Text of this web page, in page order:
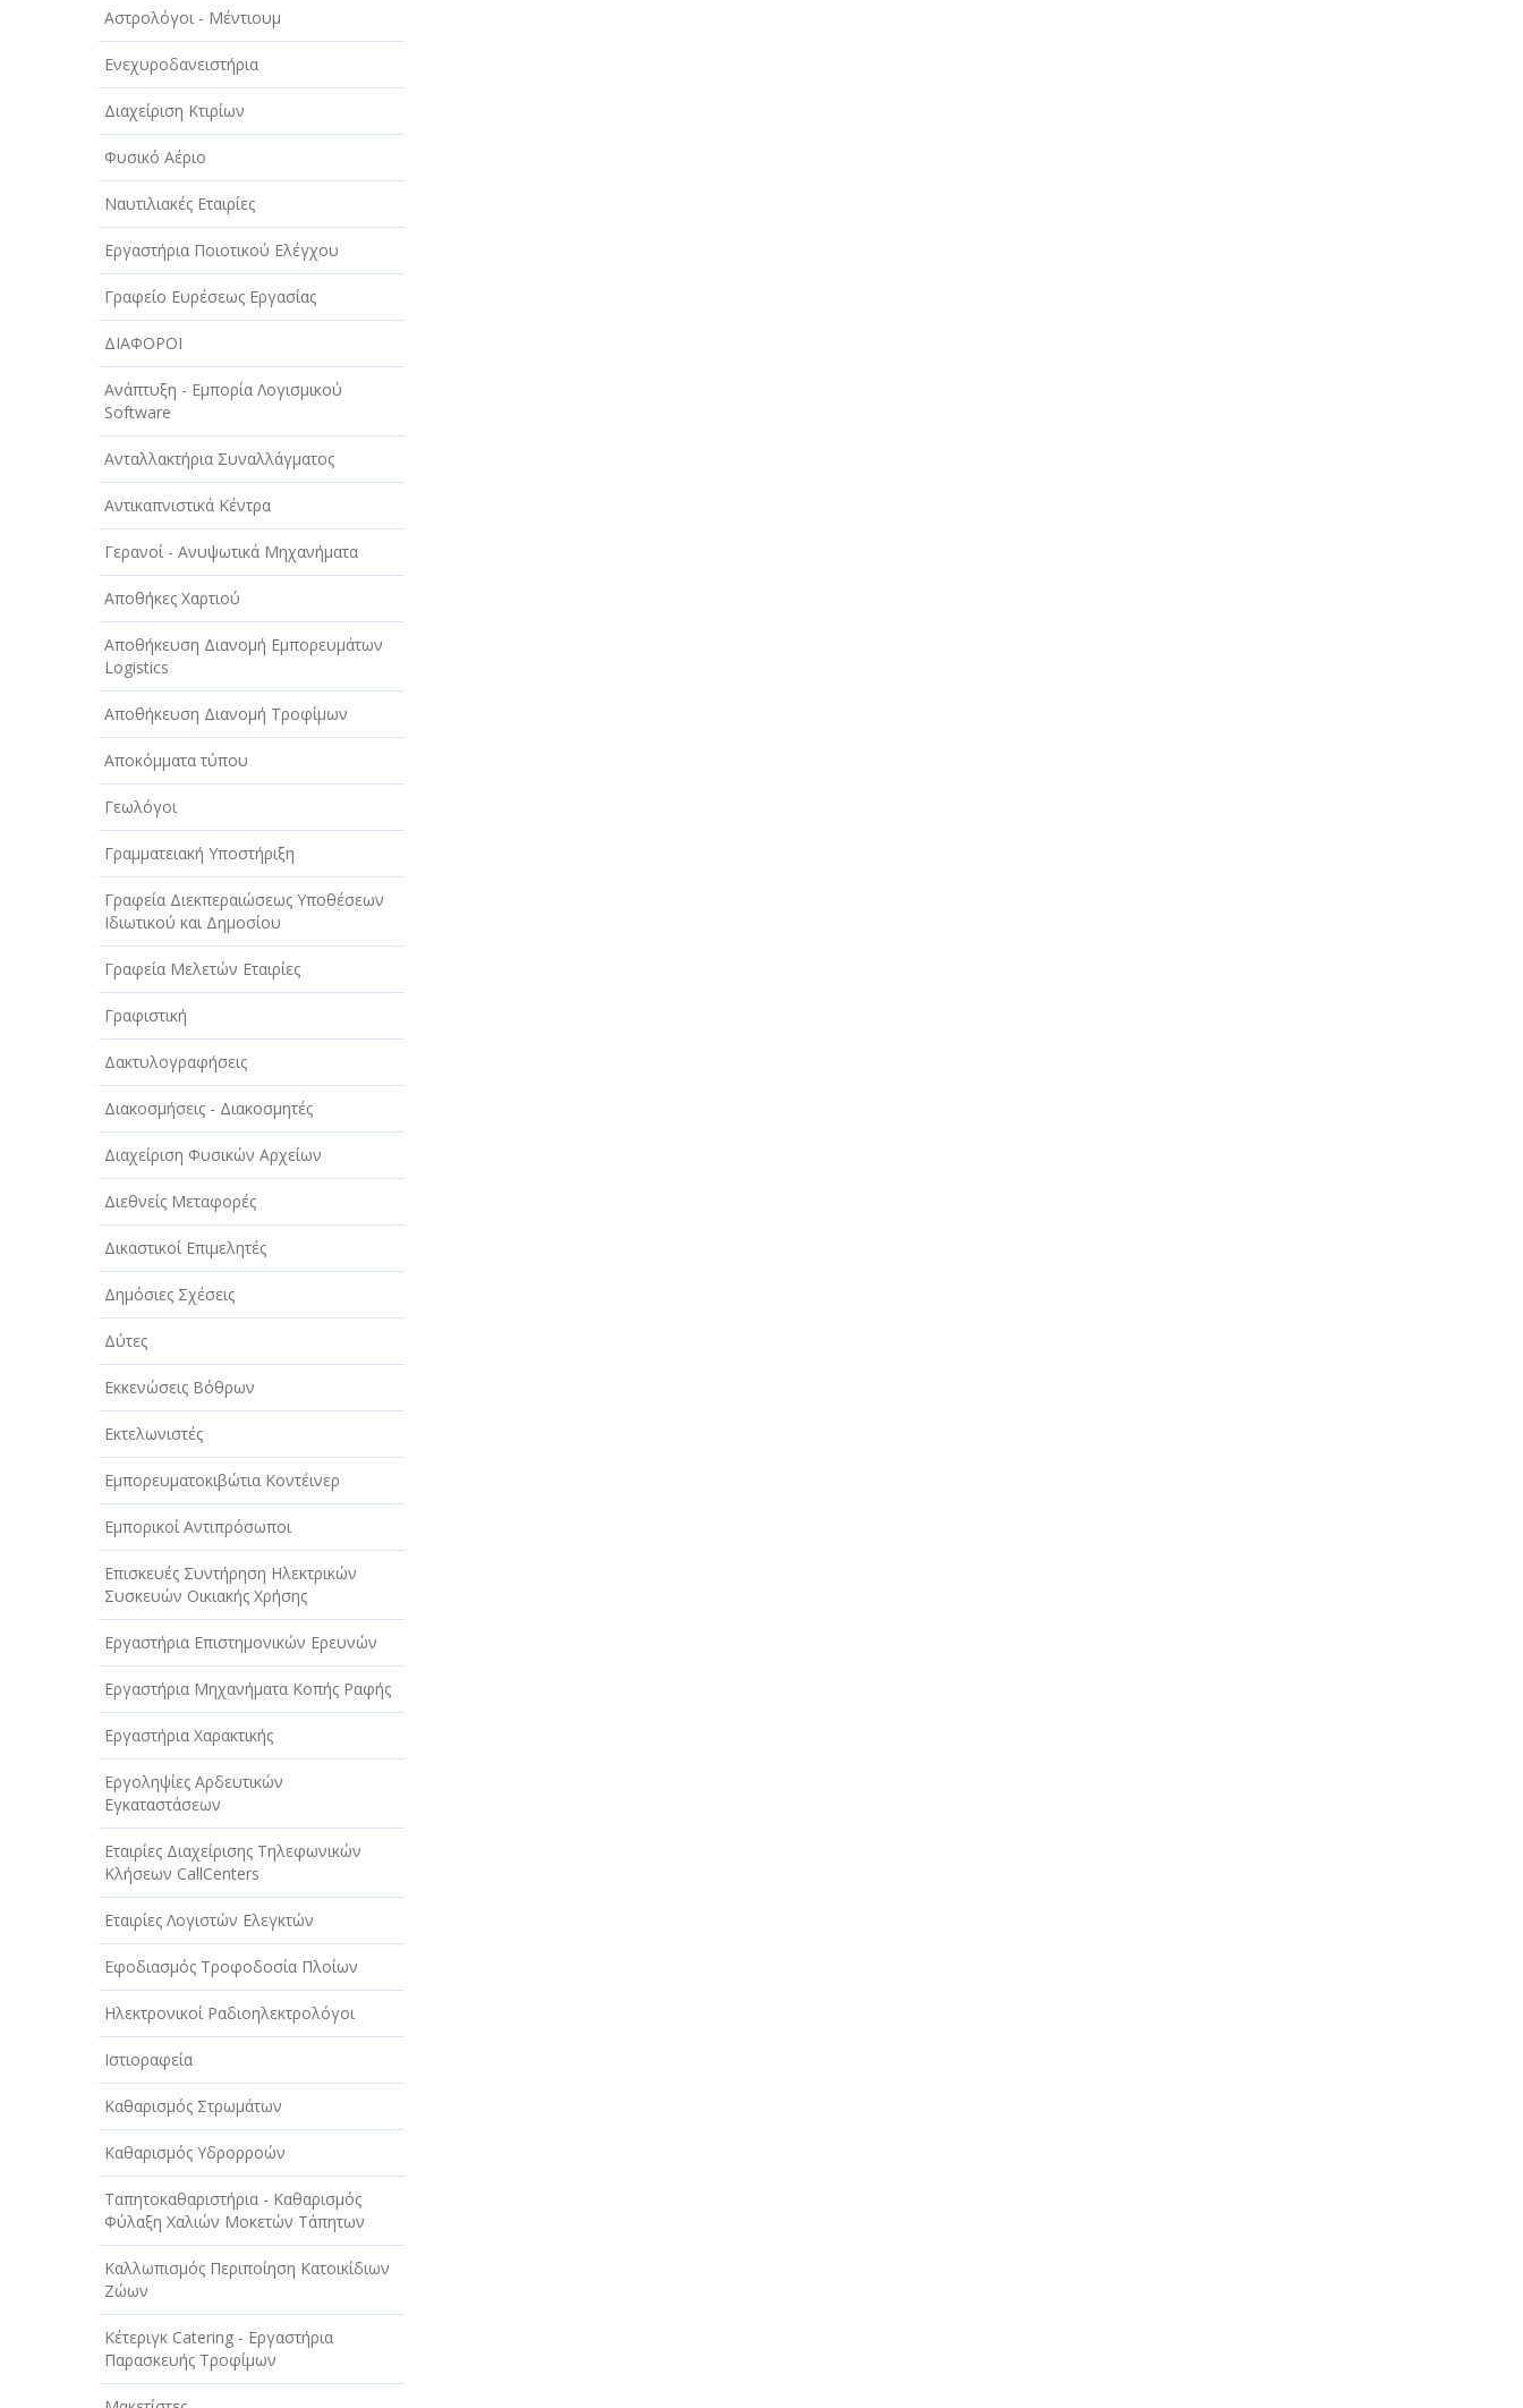
Αστρολόγοι - Μέντιουμ
Ενεχυροδανειστήρια
Διαχείριση Κτιρίων
Φυσικό Αέριο
Ναυτιλιακές Εταιρίες
Εργαστήρια Ποιοτικού Ελέγχου
Γραφείο Ευρέσεως Εργασίας
ΔΙΑΦΟΡΟΙ
Ανάπτυξη - Εμπορία Λογισμικού
Software
Ανταλλακτήρια Συναλλάγματος
Αντικαπνιστικά Κέντρα
Γερανοί - Ανυψωτικά Μηχανήματα
Αποθήκες Χαρτιού
Αποθήκευση Διανομή Εμπορευμάτων
Logistics
Αποθήκευση Διανομή Τροφίμων
Αποκόμματα τύπου
Γεωλόγοι
Γραμματειακή Υποστήριξη
Γραφεία Διεκπεραιώσεως Υποθέσεων
Ιδιωτικού και Δημοσίου
Γραφεία Μελετών Εταιρίες
Γραφιστική
Δακτυλογραφήσεις
Διακοσμήσεις - Διακοσμητές
Διαχείριση Φυσικών Αρχείων
Διεθνείς Μεταφορές
Δικαστικοί Επιμελητές
Δημόσιες Σχέσεις
Δύτες
Εκκενώσεις Βόθρων
Εκτελωνιστές
Εμπορευματοκιβώτια Κοντέινερ
Εμπορικοί Αντιπρόσωποι
Επισκευές Συντήρηση Ηλεκτρικών
Συσκευών Οικιακής Χρήσης
Εργαστήρια Επιστημονικών Ερευνών
Εργαστήρια Μηχανήματα Κοπής Ραφής
Εργαστήρια Χαρακτικής
Εργοληψίες Αρδευτικών
Εγκαταστάσεων
Εταιρίες Διαχείρισης Τηλεφωνικών
Κλήσεων CallCenters
Εταιρίες Λογιστών Ελεγκτών
Εφοδιασμός Τροφοδοσία Πλοίων
Ηλεκτρονικοί Ραδιοηλεκτρολόγοι
Ιστιοραφεία
Καθαρισμός Στρωμάτων
Καθαρισμός Υδρορροών
Ταπητοκαθαριστήρια - Καθαρισμός
Φύλαξη Χαλιών Μοκετών Τάπητων
Καλλωπισμός Περιποίηση Κατοικίδιων
Ζώων
Κέτεριγκ Catering - Εργαστήρια
Παρασκευής Τροφίμων